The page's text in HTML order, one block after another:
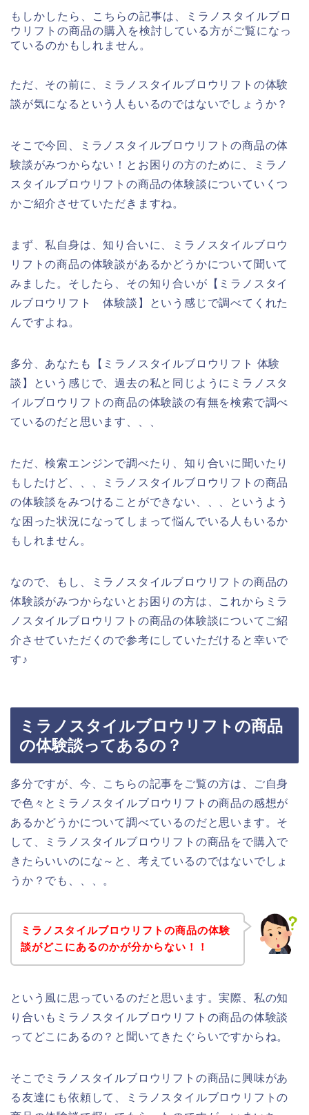
もしかしたら、こちらの記事は、ミラノスタイルブロ
ウリフトの商品の購入を検討している方がご覧になっ
ているのかもしれません。
ただ、その前に、ミラノスタイルブロウリフトの体験
談が気になるという人もいるのではないでしょうか？
そこで今回、ミラノスタイルブロウリフトの商品の体
験談がみつからない！とお困りの方のために、ミラノ
スタイルブロウリフトの商品の体験談についていくつ
かご紹介させていただきますね。
まず、私自身は、知り合いに、ミラノスタイルブロウ
リフトの商品の体験談があるかどうかについて聞いて
みました。そしたら、その知り合いが【ミラノスタイ
ルブロウリフト 体験談】という感じで調べてくれた
んですよね。
多分、あなたも【ミラノスタイルブロウリフト 体験
談】という感じで、過去の私と同じようにミラノスタ
イルブロウリフトの商品の体験談の有無を検索で調べ
ているのだと思います、、、
ただ、検索エンジンで調べたり、知り合いに聞いたり
もしたけど、、、ミラノスタイルブロウリフトの商品
の体験談をみつけることができない、、、というよう
な困った状況になってしまって悩んでいる人もいるか
もしれません。
なので、もし、ミラノスタイルブロウリフトの商品の
体験談がみつからないとお困りの方は、これからミラ
ノスタイルブロウリフトの商品の体験談についてご紹
介させていただくので参考にしていただけると幸いで
す♪
ミラノスタイルブロウリフトの商品
の体験談ってあるの？
多分ですが、今、こちらの記事をご覧の方は、ご自身
で色々とミラノスタイルブロウリフトの商品の感想が
あるかどうかについて調べているのだと思います。そ
して、ミラノスタイルブロウリフトの商品をで購入で
きたらいいのにな～と、考えているのではないでしょ
うか？でも、、、。
ミラノスタイルブロウリフトの商品の体験
談がどこにあるのかが分からない！！
という風に思っているのだと思います。実際、私の知
り合いもミラノスタイルブロウリフトの商品の体験談
ってどこにあるの？と聞いてきたぐらいですからね。
そこでミラノスタイルブロウリフトの商品に興味があ
る友達にも依頼して、ミラノスタイルブロウリフトの